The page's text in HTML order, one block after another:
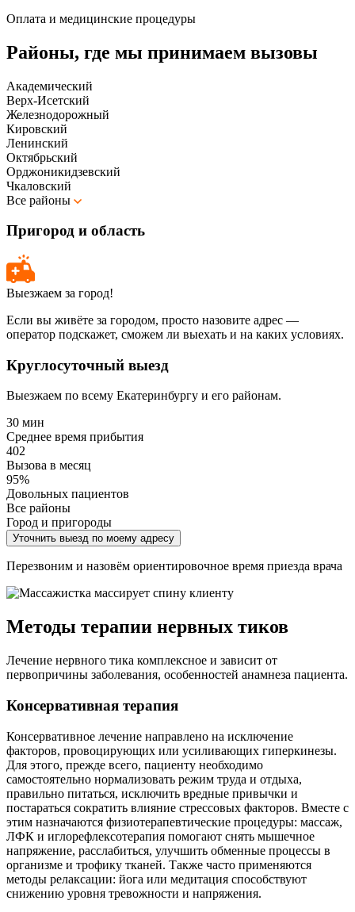
Оплата и медицинские процедуры
Районы, где мы принимаем вызовы
Академический
Верх-Исетский
Железнодорожный
Кировский
Ленинский
Октябрьский
Орджоникидзевский
Чкаловский
Все районы
Пригород и область
Выезжаем за город!
Если вы живёте за городом, просто назовите адрес —
оператор подскажет, сможем ли выехать и на каких условиях.
Круглосуточный выезд
Выезжаем по всему Екатеринбургу и его районам.
30 мин
Среднее время прибытия
402
Вызова в месяц
95%
Довольных пациентов
Все районы
Город и пригороды
Уточнить выезд по моему адресу
Перезвоним и назовём ориентировочное время приезда врача
Методы терапии нервных тиков
Лечение нервного тика комплексное и зависит от
первопричины заболевания, особенностей анамнеза пациента.
Консервативная терапия
Консервативное лечение направлено на исключение
факторов, провоцирующих или усиливающих гиперкинезы.
Для этого, прежде всего, пациенту необходимо
самостоятельно нормализовать режим труда и отдыха,
правильно питаться, исключить вредные привычки и
постараться сократить влияние стрессовых факторов. Вместе с
этим назначаются физиотерапевтические процедуры: массаж,
ЛФК и иглорефлексотерапия помогают снять мышечное
напряжение, расслабиться, улучшить обменные процессы в
организме и трофику тканей. Также часто применяются
методы релаксации: йога или медитация способствуют
снижению уровня тревожности и напряжения.